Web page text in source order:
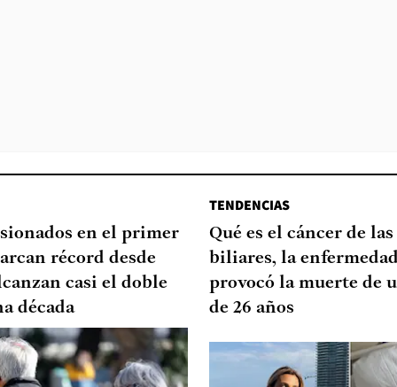
en el primer
récord desde
casi el doble
década
TENDENCIAS
Qué es el cáncer de
biliares, la
provocó la muerte de
de 26 años